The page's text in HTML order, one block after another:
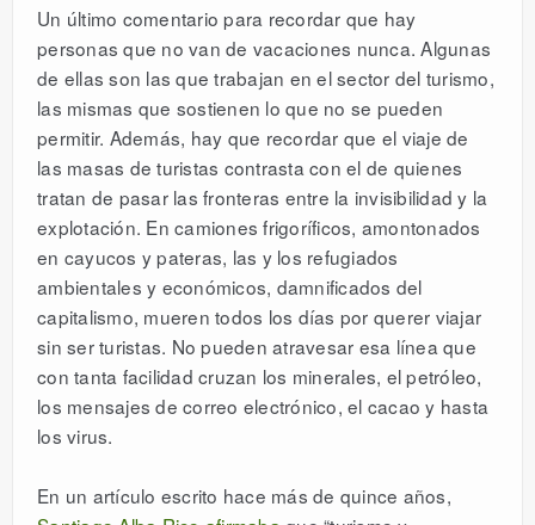
Un último comentario para recordar que hay
personas que no van de vacaciones nunca. Algunas
de ellas son las que trabajan en el sector del turismo,
las mismas que sostienen lo que no se pueden
permitir. Además, hay que recordar que el viaje de
las masas de turistas contrasta con el de quienes
tratan de pasar las fronteras entre la invisibilidad y la
explotación. En camiones frigoríficos, amontonados
en cayucos y pateras, las y los refugiados
ambientales y económicos, damnificados del
capitalismo, mueren todos los días por querer viajar
sin ser turistas. No pueden atravesar esa línea que
con tanta facilidad cruzan los minerales, el petróleo,
los mensajes de correo electrónico, el cacao y hasta
los virus.
En un artículo escrito hace más de quince años,